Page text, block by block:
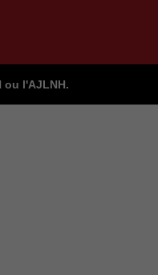
ou l'AJLNH.